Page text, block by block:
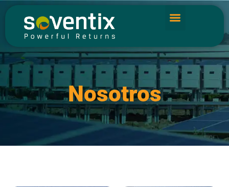
Nosotros